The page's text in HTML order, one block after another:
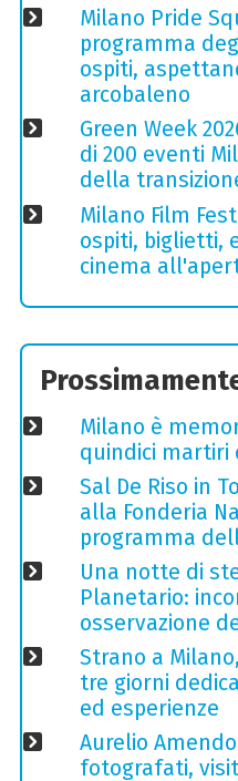
Milano Pride
programma
ospiti,
arcobaleno
Green Week
di 200 eventi
della
Milano Film
ospiti, biglietti,
cinema
Milano è
quindici martiri
Sal De Riso in
alla Fonderia
programma
Una notte di
Planetario:
osservazione
Strano a
tre giorni
ed esperienze
Aurelio
fotografati,